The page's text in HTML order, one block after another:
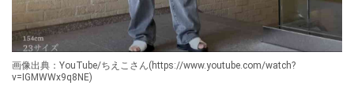
画像出典：YouTube/ちえこさん(https://www.youtube.com/watch?
v=IGMWWx9q8NE)